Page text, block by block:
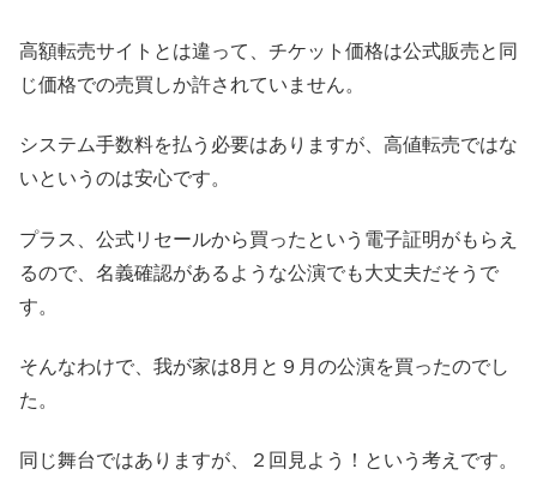
高額転売サイトとは違って、チケット価格は公式販売と同
じ価格での売買しか許されていません。
システム手数料を払う必要はありますが、高値転売ではな
いというのは安心です。
プラス、公式リセールから買ったという電子証明がもらえ
るので、名義確認があるような公演でも大丈夫だそうで
す。
そんなわけで、我が家は8月と９月の公演を買ったのでし
た。
同じ舞台ではありますが、２回見よう！という考えです。